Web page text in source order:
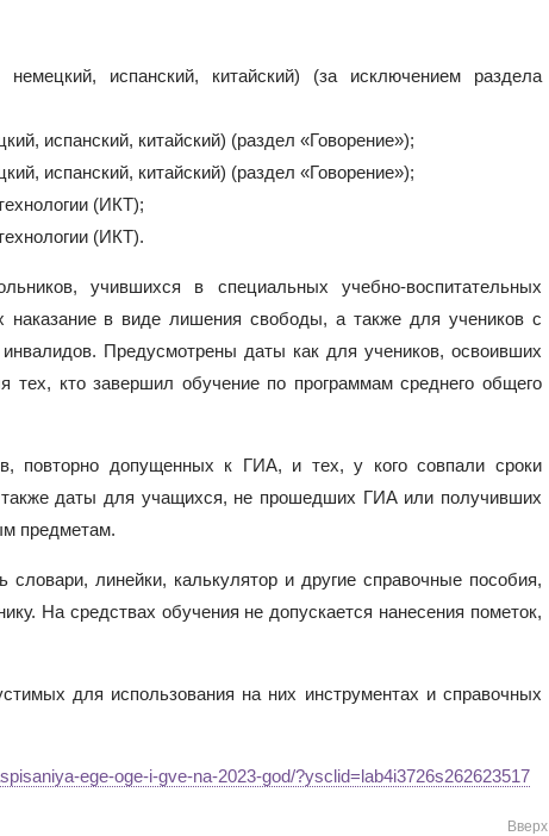
испанский, китайский) (за исключением раздела
испанский, китайский) (раздел «Говорение»);
испанский, китайский) (раздел «Говорение»);
(ИКТ);
(ИКТ).
учившихся в специальных учебно-воспитательных
в виде лишения свободы, а также для учеников с
Предусмотрены даты как для учеников, освоивших
кто завершил обучение по программам среднего общего
повторно допущенных к ГИА, и тех, у кого совпали сроки
даты для учащихся, не прошедших ГИА или получивших
предметам.
линейки, калькулятор и другие справочные пособия,
На средствах обучения не допускается нанесения пометок,
для использования на них инструментах и справочных
ege-oge-i-gve-na-2023-god/?ysclid=lab4i3726s262623517
Вверх